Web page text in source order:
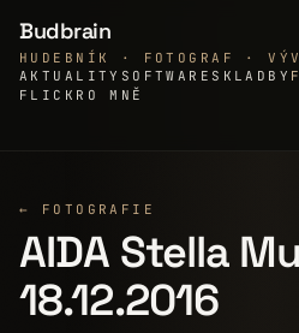
Budbrain
HUDEBNÍK · FOTOGRAF ·
AKTUALITY SOFTWARE SKLADBY
FLICKR O MNĚ
← FOTOGRAFIE
AIDA Stella
18.12.2016